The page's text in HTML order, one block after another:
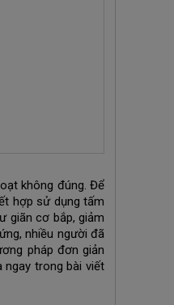
không đúng. Để
hợp sử dụng tấm
giãn cơ bắp, giảm
nhiều người đã
pháp đơn giản
trong bài viết